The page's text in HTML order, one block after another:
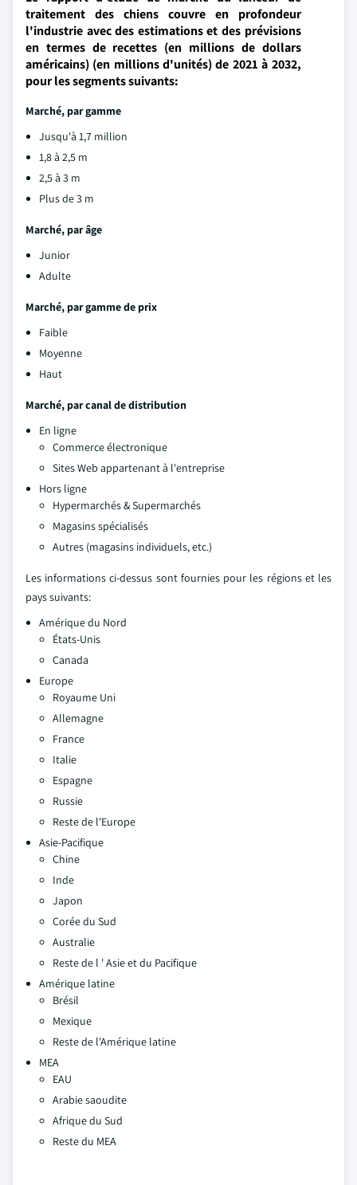
traitement des chiens couvre en profondeur
l'industrie avec des estimations et des prévisions
en termes de recettes (en millions de dollars
américains) (en millions d'unités) de 2021 à 2032,
pour les segments suivants:
Marché, par gamme
Jusqu'à 1,7 million
1,8 à 2,5 m
2,5 à 3 m
Plus de 3 m
Marché, par âge
Junior
Adulte
Marché, par gamme de prix
Faible
Moyenne
Haut
Marché, par canal de distribution
En ligne
Commerce électronique
Sites Web appartenant à l'entreprise
Hors ligne
Hypermarchés & Supermarchés
Magasins spécialisés
Autres (magasins individuels, etc.)
Les informations ci-dessus sont fournies pour les régions et les
pays suivants:
Amérique du Nord
États-Unis
Canada
Europe
Royaume Uni
Allemagne
France
Italie
Espagne
Russie
Reste de l'Europe
Asie-Pacifique
Chine
Inde
Japon
Corée du Sud
Australie
Reste de l ' Asie et du Pacifique
Amérique latine
Brésil
Mexique
Reste de l'Amérique latine
MEA
EAU
Arabie saoudite
Afrique du Sud
Reste du MEA